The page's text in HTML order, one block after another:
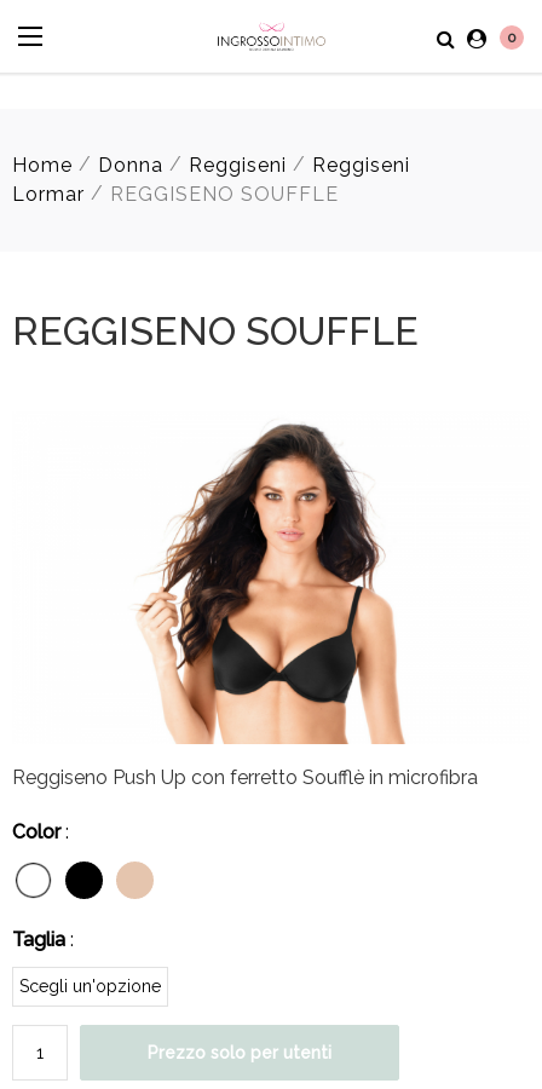
0
Home / Donna / Reggiseni / Reggiseni
Lormar / REGGISENO SOUFFLE
REGGISENO SOUFFLE
Reggiseno Push Up con ferretto Soufflè in microfibra
Color:
Taglia :
Prezzo solo per utenti